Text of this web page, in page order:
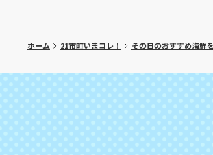
ホーム 21市町いまコレ！ その日のおすすめ海鮮を盛り合わせ丼に